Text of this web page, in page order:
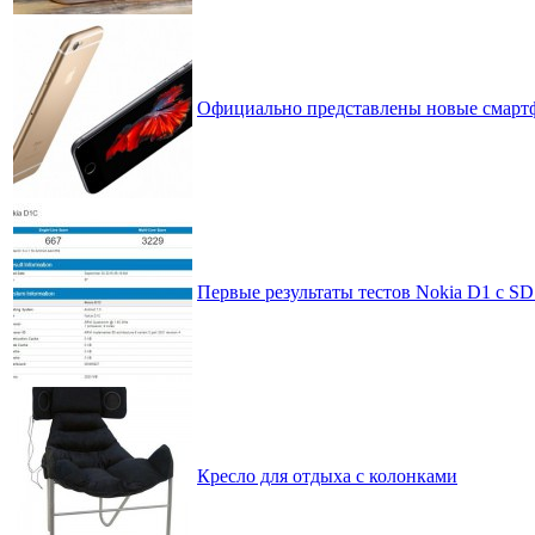
Официально представлены новые
Первые результаты тестов Nokia D1 с
Кресло для отдыха с колонками